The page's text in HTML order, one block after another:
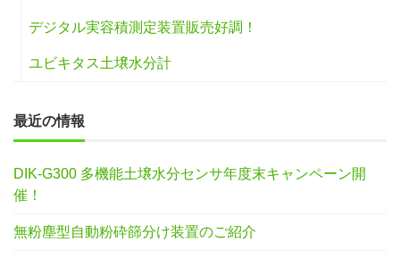
デジタル実容積測定装置販売好調！
ユビキタス土壌水分計
最近の情報
DIK-G300 多機能土壌水分センサ年度末キャンペーン開
催！
無粉塵型自動粉砕篩分け装置のご紹介